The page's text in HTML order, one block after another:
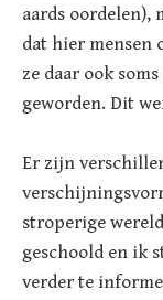
aards oordelen),
dat hier mensen
ze daar ook
geworden. Dit
Er zijn
stroperige
geschoold en ik
verder te